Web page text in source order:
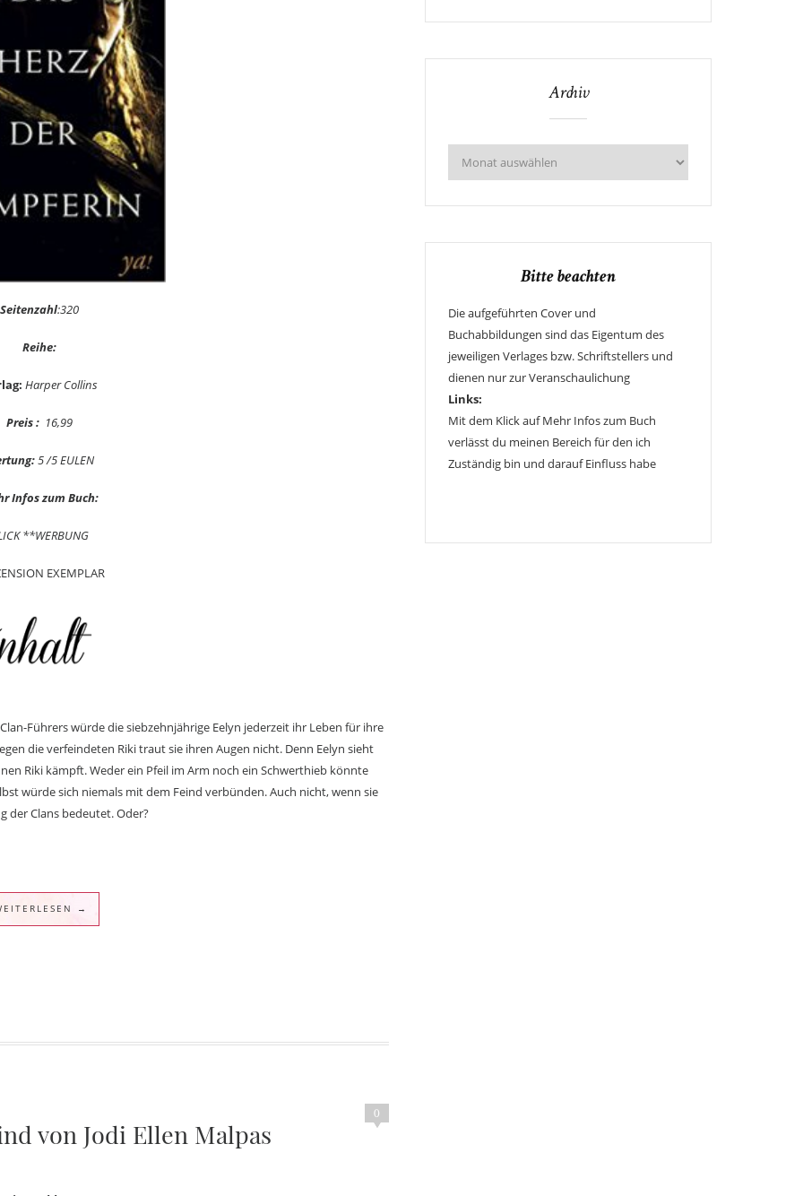
Seitenzahl:320
Reihe:
Harper Collins
Preis : 16,99
5 /5 EULEN
Infos zum Buch:
**WERBUNG
EXEMPLAR
Führers würde die siebzehnjährige Eelyn jederzeit ihr Leben für ihre
die verfeindeten Riki traut sie ihren Augen nicht. Denn Eelyn sieht
Riki kämpft. Weder ein Pfeil im Arm noch ein Schwerthieb könnte
würde sich niemals mit dem Feind verbünden. Auch nicht, wenn sie
der Clans bedeutet. Oder?
→
0
von Jodi Ellen Malpas
Archiv
Bitte beachten
Die aufgeführten Cover und
Buchabbildungen sind das Eigentum des
jeweiligen Verlages bzw. Schriftstellers und
dienen nur zur Veranschaulichung
Links:
Mit dem Klick auf Mehr Infos zum Buch
verlässt du meinen Bereich für den ich
Zuständig bin und darauf Einfluss habe